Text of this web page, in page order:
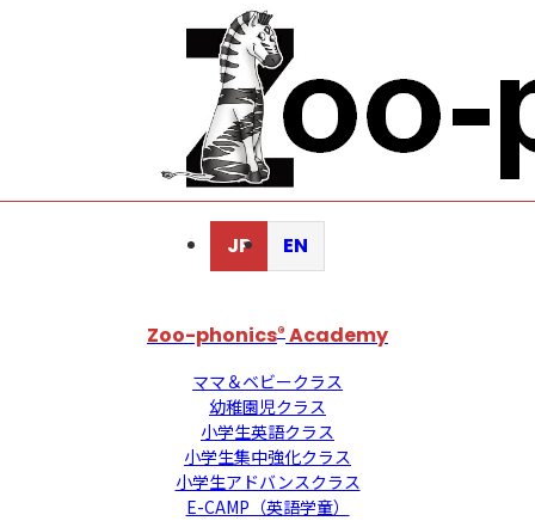
JP EN
Zoo-phonics® Academy
ママ＆ベビークラス
幼稚園児クラス
小学生英語クラス
小学生集中強化クラス
小学生アドバンスクラス
E-CAMP（英語学童）